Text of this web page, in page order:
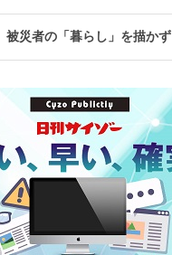
被災者の「暮らし」を描かず